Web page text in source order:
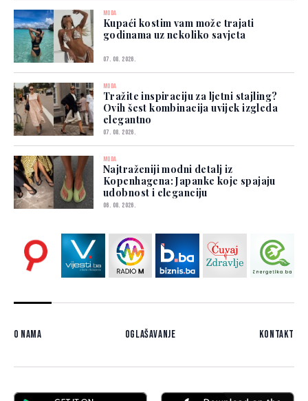
MODA
Kupaći kostim vam može trajati
godinama uz nekoliko savjeta
07. 08. 2026.
MODA
Tražite inspiraciju za ljetni stajling?
Ovih šest kombinacija uvijek izgleda
elegantno
07. 08. 2026.
MODA
Najtraženiji modni detalj iz
Kopenhagena: Japanke koje spajaju
udobnost i eleganciju
06. 08. 2026.
O nama Oglašavanje Kontakt